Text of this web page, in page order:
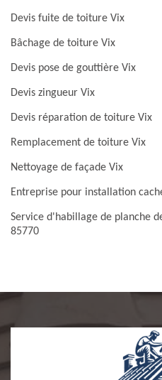
Devis fuite de toiture Vix
Bâchage de toiture Vix
Devis pose de gouttière Vix
Devis zingueur Vix
Devis réparation de toiture Vix
Remplacement de toiture Vix
Nettoyage de façade Vix
Entreprise pour installation
Service d'habillage de planche
85770